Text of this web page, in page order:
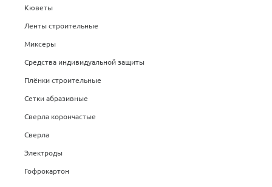
Кюветы
Ленты строительные
Миксеры
Средства индивидуальной защиты
Плёнки строительные
Сетки абразивные
Сверла корончастые
Сверла
Электроды
Гофрокартон